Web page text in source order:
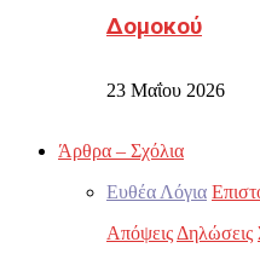
Δομοκού
23 Μαΐου 2026
Άρθρα – Σχόλια
Ευθέα Λόγια
Απόψεις Δηλώσεις